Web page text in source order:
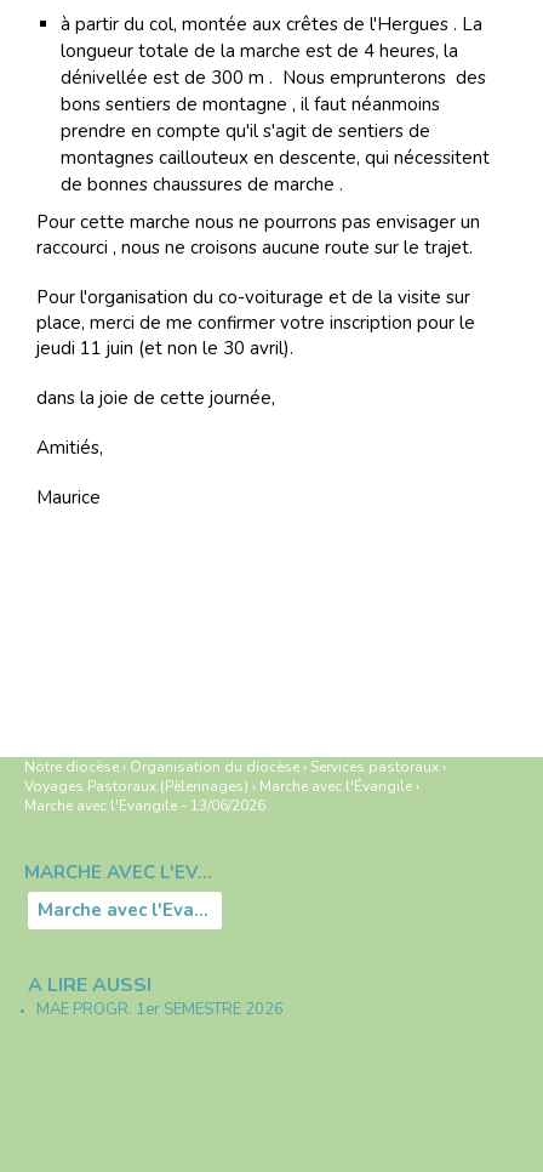
à partir du col, montée aux crêtes de l'Hergues . La
longueur totale de la marche est de 4 heures, la
dénivellée est de 300 m . Nous emprunterons des
bons sentiers de montagne , il faut néanmoins
prendre en compte qu'il s'agit de sentiers de
montagnes caillouteux en descente, qui nécessitent
de bonnes chaussures de marche .
Pour cette marche nous ne pourrons pas envisager un
raccourci , nous ne croisons aucune route sur le trajet.
Pour l'organisation du co-voiturage et de la visite sur
place, merci de me confirmer votre inscription pour le
jeudi 11 juin (et non le 30 avril).
dans la joie de cette journée,
Amitiés,
Maurice
Notre diocèse › Organisation du diocèse › Services pastoraux ›
Voyages Pastoraux (Pèlerinages) › Marche avec l'Évangile ›
Marche avec l'Evangile - 13/06/2026
Navigation
MARCHE AVEC L'ÉVANGILE
Marche avec l'Evangile - 13/06/2026
A LIRE AUSSI
MAE PROGR. 1er SEMESTRE 2026